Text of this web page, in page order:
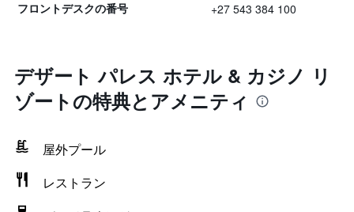
フロントデスクの番号 +27 543 384 100
デザート パレス ホテル & カジノ リ
ゾートの特典とアメニティ
屋外プール
レストラン